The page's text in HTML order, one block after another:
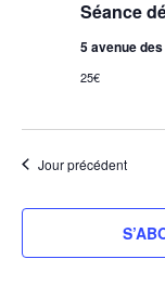
Séance
5 avenue
25€
Jour précédent